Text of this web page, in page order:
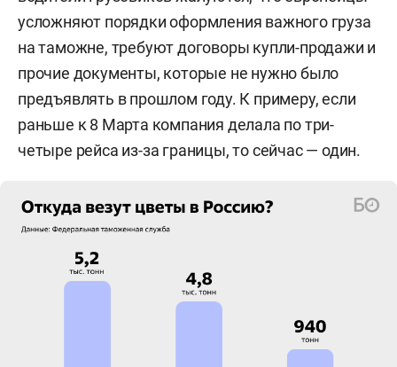
усложняют порядки оформления важного груза
на таможне, требуют договоры купли-продажи и
прочие документы, которые не нужно было
предъявлять в прошлом году. К примеру, если
раньше к 8 Марта компания делала по три-
четыре рейса из-за границы, то сейчас — один.